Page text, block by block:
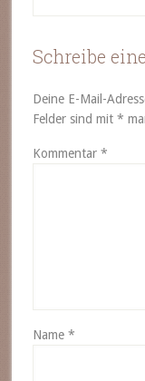
Schreibe
Deine E-Mail-
Felder sind mit *
Kommentar *
Name *